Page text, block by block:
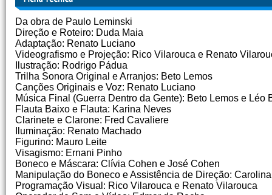
Da obra de Paulo Leminski
Direção e Roteiro: Duda Maia
Adaptação: Renato Luciano
Videografismo e Projeção: Rico Vilarouca e Renato
Ilustração: Rodrigo Pádua
Trilha Sonora Original e Arranjos: Beto Lemos
Canções Originais e Voz: Renato Luciano
Música Final (Guerra Dentro da Gente): Beto Lemos e Léo
Flauta Baixo e Flauta: Karina Neves
Clarinete e Clarone: Fred Cavaliere
Iluminação: Renato Machado
Figurino: Mauro Leite
Visagismo: Ernani Pinho
Boneco e Máscara: Clívia Cohen e José Cohen
Manipulação do Boneco e Assistência de Direção:
Programação Visual: Rico Vilarouca e Renato Vilarouca